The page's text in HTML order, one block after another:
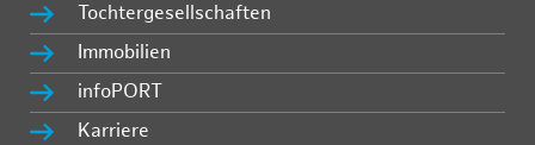
Tochtergesellschaften
Immobilien
infoPORT
Karriere